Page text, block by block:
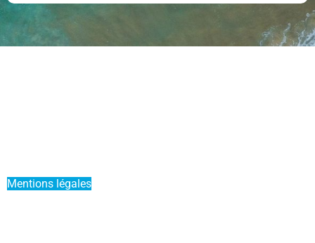
Mentions légales